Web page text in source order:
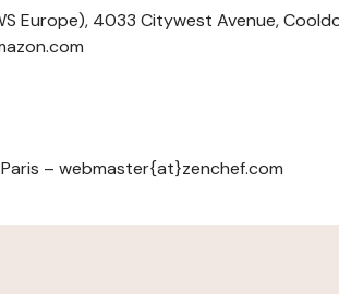
Europe), 4033 Citywest Avenue,
– webmaster{at}zenchef.com